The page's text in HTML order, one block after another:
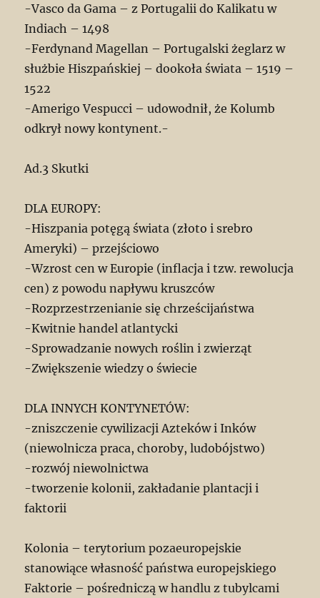
-Vasco da Gama – z Portugalii do Kalikatu w
Indiach – 1498
-Ferdynand Magellan – Portugalski żeglarz w
służbie Hiszpańskiej – dookoła świata – 1519 –
1522
-Amerigo Vespucci – udowodnił, że Kolumb
odkrył nowy kontynent.-
Ad.3 Skutki
DLA EUROPY:
-Hiszpania potęgą świata (złoto i srebro
Ameryki) – przejściowo
-Wzrost cen w Europie (inflacja i tzw. rewolucja
cen) z powodu napływu kruszców
-Rozprzestrzenianie się chrześcijaństwa
-Kwitnie handel atlantycki
-Sprowadzanie nowych roślin i zwierząt
-Zwiększenie wiedzy o świecie
DLA INNYCH KONTYNETÓW:
-zniszczenie cywilizacji Azteków i Inków
(niewolnicza praca, choroby, ludobójstwo)
-rozwój niewolnictwa
-tworzenie kolonii, zakładanie plantacji i
faktorii
Kolonia – terytorium pozaeuropejskie
stanowiące własność państwa europejskiego
Faktorie – pośredniczą w handlu z tubylcami